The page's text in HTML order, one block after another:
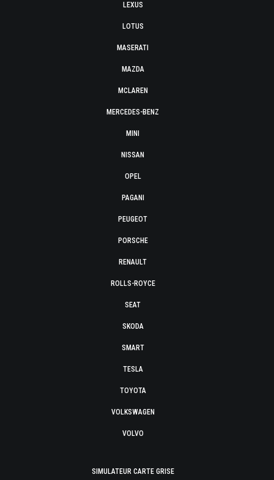
LEXUS
LOTUS
MASERATI
MAZDA
MCLAREN
MERCEDES-BENZ
MINI
NISSAN
OPEL
PAGANI
PEUGEOT
PORSCHE
RENAULT
ROLLS-ROYCE
SEAT
SKODA
SMART
TESLA
TOYOTA
VOLKSWAGEN
VOLVO
SIMULATEUR CARTE GRISE